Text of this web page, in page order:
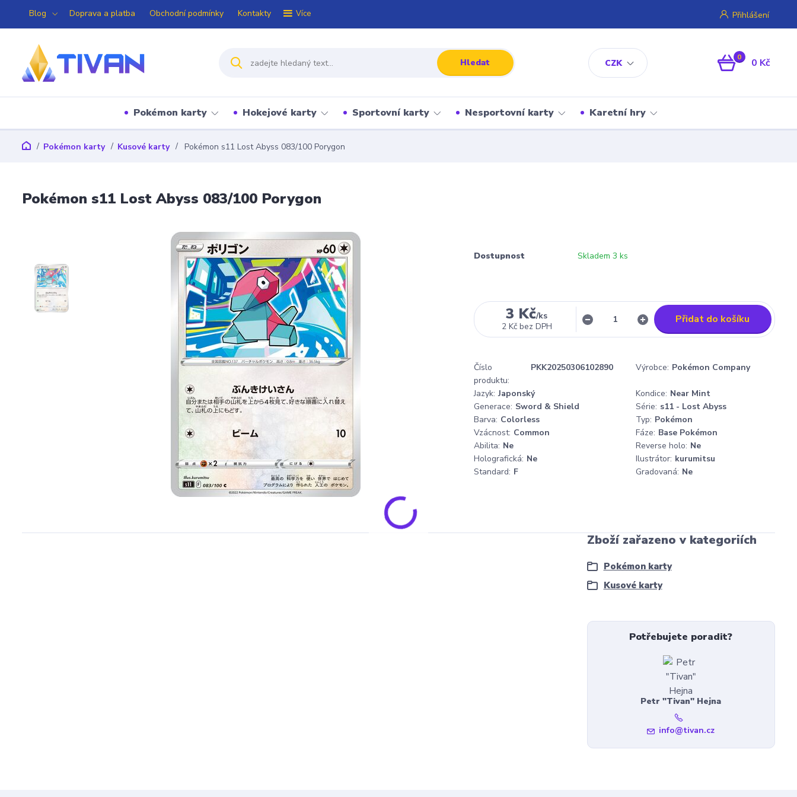
Blog Doprava a platba Obchodní podmínky Kontakty Více
CZK
Přihlášení
Hledat 0 0 Kč
Pokémon karty Hokejové karty Sportovní karty Nesportovní karty Karetní hry
Pokémon karty Kusové karty Pokémon s11 Lost Abyss 083/100 Porygon
Pokémon s11 Lost Abyss 083/100 Porygon
Dostupnost Skladem 3 ks
3 Kč/ks
2 Kč bez DPH
Přidat do košíku
Číslo
produktu:
PKK20250306102890 Výrobce: Pokémon Company
Jazyk: Japonský Kondice: Near Mint
Generace: Sword & Shield Série: s11 - Lost Abyss
Barva: Colorless Typ: Pokémon
Vzácnost: Common Fáze: Base Pokémon
Abilita: Ne Reverse holo: Ne
Holografická: Ne Ilustrátor: kurumitsu
Standard: F Gradovaná: Ne
Zboží zařazeno v kategoriích
Pokémon karty
Kusové karty
Potřebujete poradit?
Petr "Tivan" Hejna
info@tivan.cz